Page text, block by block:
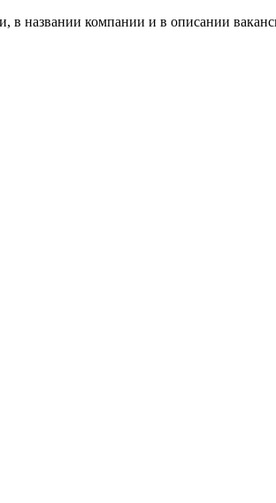
в названии компании и в описании